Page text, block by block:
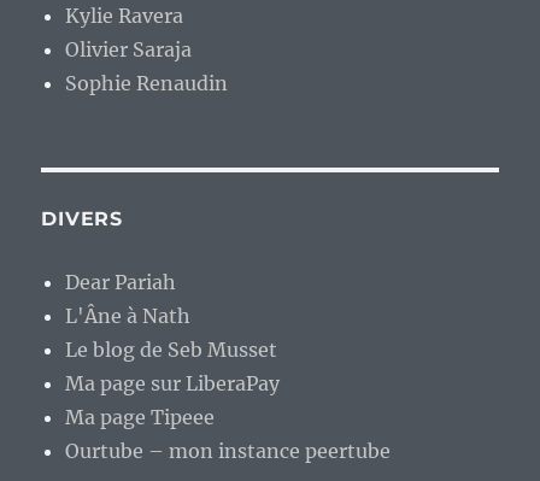
Kylie Ravera
Olivier Saraja
Sophie Renaudin
DIVERS
Dear Pariah
L'Âne à Nath
Le blog de Seb Musset
Ma page sur LiberaPay
Ma page Tipeee
Ourtube – mon instance peertube